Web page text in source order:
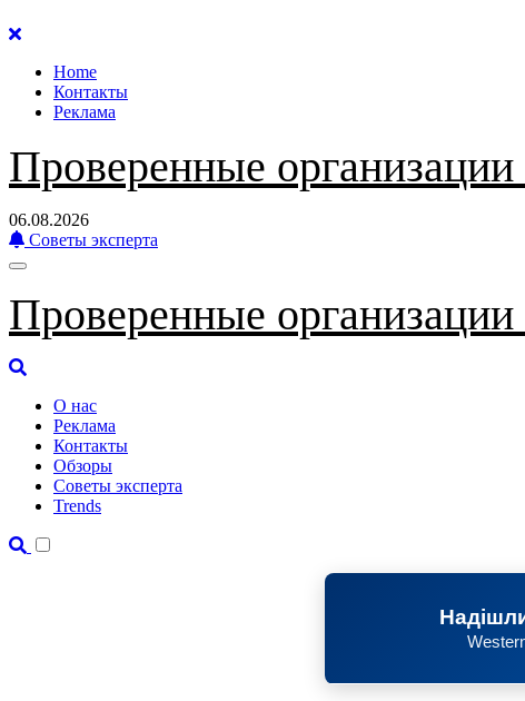
Перейти
содержанию
Home
Контакты
Реклама
Проверенные
06.08.2026
Советы эксперта
Проверенные
О нас
Реклама
Контакты
Обзоры
Советы эксперта
Trends